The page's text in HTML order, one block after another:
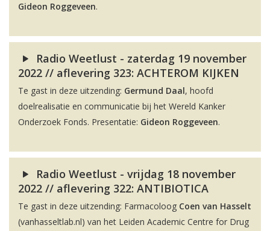
Gideon Roggeveen.
Radio Weetlust - zaterdag 19 november
2022 // aflevering 323: ACHTEROM KIJKEN
Te gast in deze uitzending: Germund Daal, hoofd
doelrealisatie en communicatie bij het Wereld Kanker
Onderzoek Fonds. Presentatie: Gideon Roggeveen.
Radio Weetlust - vrijdag 18 november
2022 // aflevering 322: ANTIBIOTICA
Te gast in deze uitzending: Farmacoloog Coen van Hasselt
(vanhasseltlab.nl) van het Leiden Academic Centre for Drug